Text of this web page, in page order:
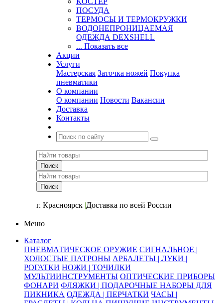
ПОСУДА
ТЕРМОСЫ И ТЕРМОКРУЖКИ
ВОДОНЕПРОНИЦАЕМАЯ
ОДЕЖДА DEXSHELL
... Показать все
Акции
Услуги
Мастерская Заточка ножей Покупка
пневматики
О компании
О компании Новости Вакансии
Доставка
Контакты
г. Красноярск |Доставка по всей России
Меню
Каталог
ПНЕВМАТИЧЕСКОЕ ОРУЖИЕ СИГНАЛЬНОЕ |
ХОЛОСТЫЕ ПАТРОНЫ АРБАЛЕТЫ | ЛУКИ |
РОГАТКИ НОЖИ | ТОЧИЛКИ
МУЛЬТИИНСТРУМЕНТЫ ОПТИЧЕСКИЕ ПРИБОРЫ
ФОНАРИ ФЛЯЖКИ | ПОДАРОЧНЫЕ НАБОРЫ ДЛЯ
ПИКНИКА ОДЕЖДА | ПЕРЧАТКИ ЧАСЫ |